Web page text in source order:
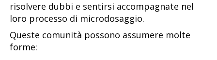
risolvere dubbi e sentirsi accompagnate nel
loro processo di microdosaggio.
Queste comunità possono assumere molte
forme: